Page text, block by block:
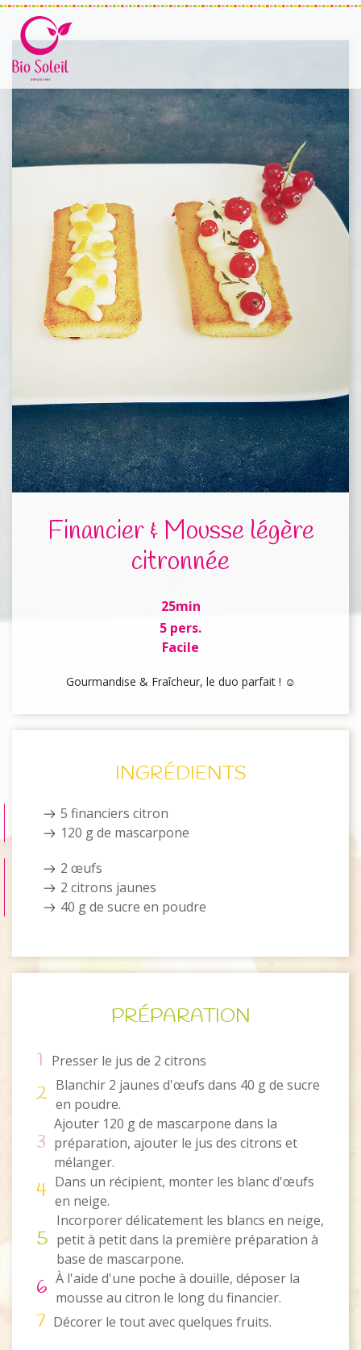
Financier & Mousse légère
citronnée
25min
5 pers.
Facile
Gourmandise & Fraîcheur, le duo parfait ! ☺️
INGRÉDIENTS
5 financiers citron
120 g de mascarpone
2 œufs
2 citrons jaunes
40 g de sucre en poudre
PRÉPARATION
1 Presser le jus de 2 citrons
2 Blanchir 2 jaunes d'œufs dans 40 g de sucre
en poudre.
3
Ajouter 120 g de mascarpone dans la
préparation, ajouter le jus des citrons et
mélanger.
4 Dans un récipient, monter les blanc d'œufs
en neige.
5
Incorporer délicatement les blancs en neige,
petit à petit dans la première préparation à
base de mascarpone.
6 À l'aide d'une poche à douille, déposer la
mousse au citron le long du financier.
7 Décorer le tout avec quelques fruits.